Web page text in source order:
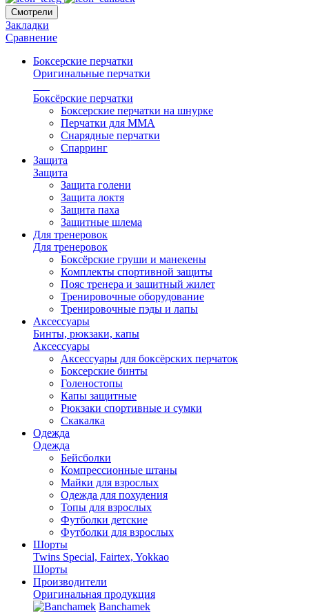
Смотрели
Закладки
Сравнение
Боксерские перчатки
Оригинальные перчатки
Боксёрские перчатки
Боксерские перчатки на шнурке
Перчатки для ММА
Снарядные перчатки
Спарринг
Защита
Защита
Защита голени
Защита локтя
Защита паха
Защитные шлема
Для тренеровок
Для тренеровок
Боксёрские груши и манекены
Комплекты спортивной защиты
Пояс тренера и защитный жилет
Тренировочные оборудование
Тренировочные пэды и лапы
Аксессуары
Бинты, рюкзаки, капы
Аксессуары
Аксессуары для боксёрских перчаток
Боксерские бинты
Голеностопы
Капы защитные
Рюкзаки спортивные и сумки
Скакалка
Одежда
Одежда
Бейсболки
Компрессионные штаны
Майки для взрослых
Одежда для похудения
Топы для взрослых
Футболки детские
Футболки для взрослых
Шорты
Twins Special, Fairtex, Yokkao
Шорты
Производители
Оригинальная продукция
Banchamek